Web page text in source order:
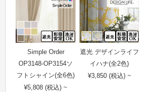
Simple Order
OP3148-OP3154ソ
フトシャイン(全6色)
¥5,808 (税込) ~
遮光 デザインライフ
イハナ(全2色)
¥3,850 (税込) ~